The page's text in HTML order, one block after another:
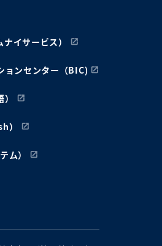
イサービス）
ョンセンター（BIC)
）
ム）